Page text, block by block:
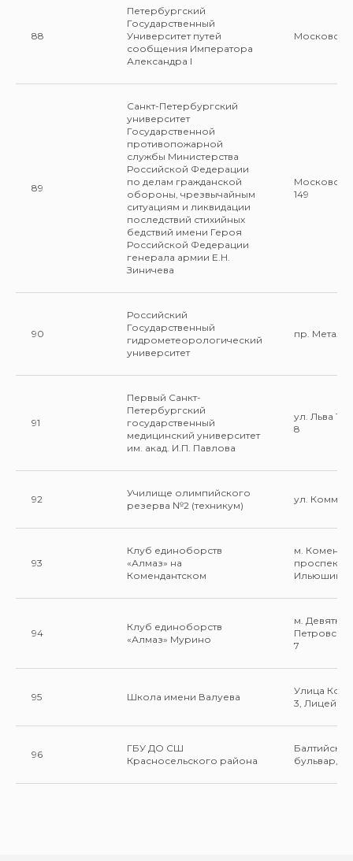
88
Петербургский
Государственный
Университет путей
сообщения Императора
Александра I
89
Санкт-Петербургский
университет
Государственной
противопожарной
службы Министерства
Российской Федерации
по делам гражданской
обороны, чрезвычайным
ситуациям и ликвидации
последствий стихийных
бедствий имени Героя
Российской Федерации
генерала армии Е.Н.
Зиничева
149
90
Российский
Государственный
гидрометеорологический
университет
пр.
91
Первый Санкт-
Петербургский
государственный
медицинский университет
им. акад. И.П. Павлова
ул. Льва
8
92
Училище олимпийского
резерва №2 (техникум)
ул.
93
Клуб единоборств
«Алмаз» на
Комендантском
м.
проспект,
Ильюшина
94
Клуб единоборств
«Алмаз» Мурино
м.
7
95 Школа имени Валуева
Улица
3, Лицей
96
ГБУ ДО СШ
Красносельского района
Балтийский
бульвар, д.